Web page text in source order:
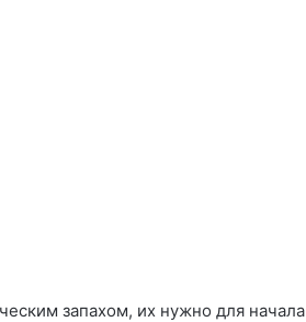
запахом, их нужно для начала